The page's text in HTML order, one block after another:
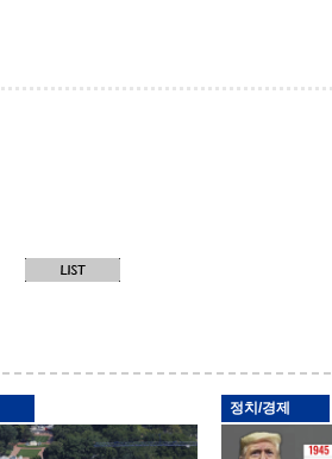
정치/경제